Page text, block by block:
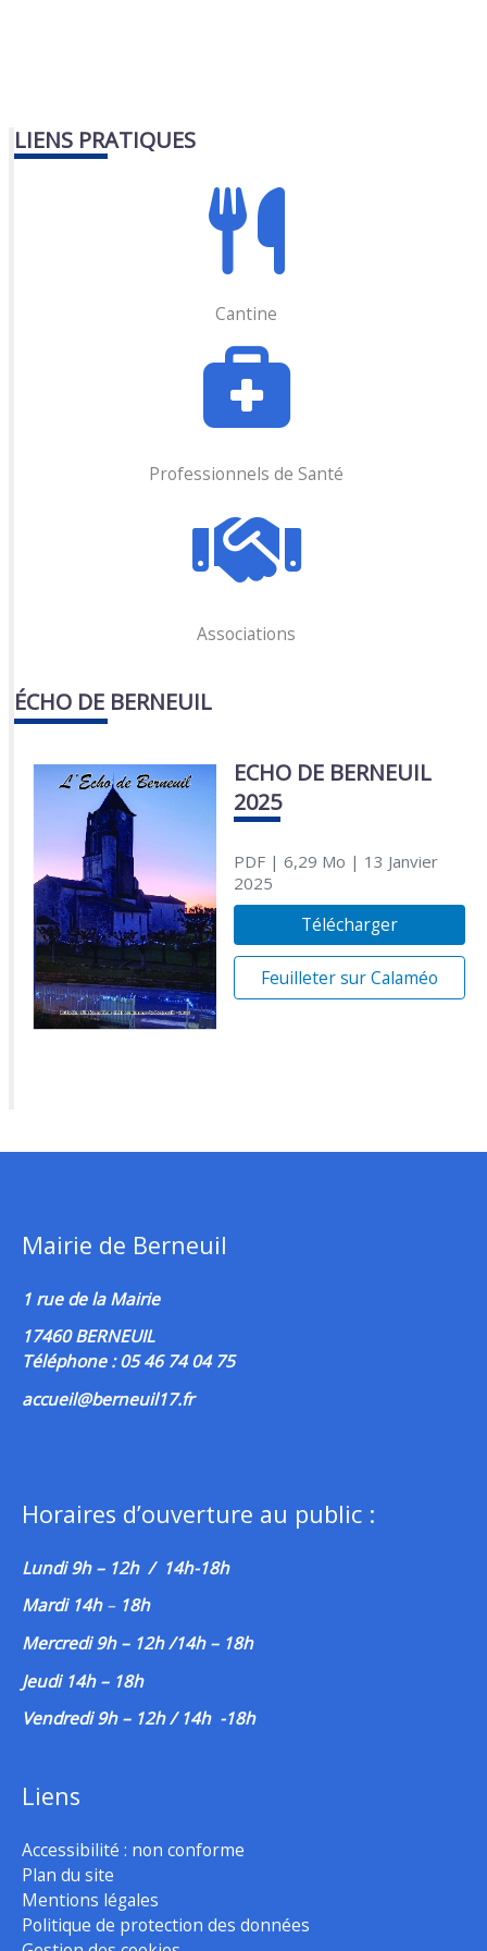
LIENS PRATIQUES
Cantine
Professionnels de Santé
Associations
ÉCHO DE BERNEUIL
ECHO DE BERNEUIL
2025
PDF| 6,29 Mo | 13 Janvier
2025
Télécharger
Feuilleter sur Calaméo
Mairie de Berneuil
1 rue de la Mairie
17460 BERNEUIL
Téléphone : 05 46 74 04 75
accueil@berneuil17.fr
Horaires d’ouverture au public :
Lundi 9h – 12h / 14h-18h
Mardi 14h– 18h
Mercredi 9h – 12h /14h – 18h
Jeudi 14h – 18h
Vendredi 9h – 12h / 14h -18h
Liens
Accessibilité : non conforme
Plan du site
Mentions légales
Politique de protection des données